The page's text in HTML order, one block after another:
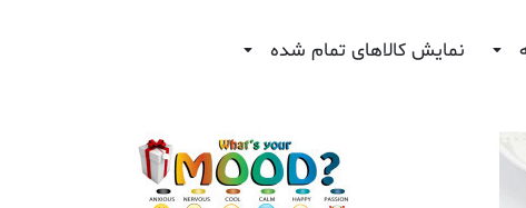
نمایش کالاهای تمام شده